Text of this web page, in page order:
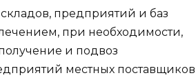
предприятий и баз
при необходимости,
и подвоз
местных поставщиков